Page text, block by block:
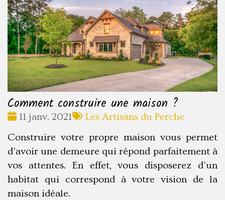
Comment construire une maison ?
Date
11 janv. 2021
Tags
Les Artisans du Perche
Construire votre propre maison vous permet
d'avoir une demeure qui répond parfaitement à
vos attentes. En effet, vous disposerez d'un
habitat qui correspond à votre vision de la
maison idéale.